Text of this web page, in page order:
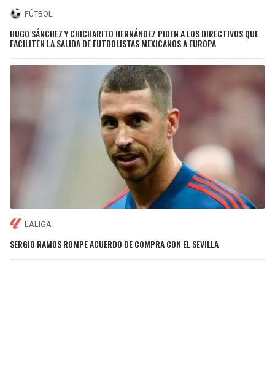
FÚTBOL
HUGO SÁNCHEZ Y CHICHARITO HERNÁNDEZ PIDEN A LOS DIRECTIVOS QUE
FACILITEN LA SALIDA DE FUTBOLISTAS MEXICANOS A EUROPA
LALIGA
SERGIO RAMOS ROMPE ACUERDO DE COMPRA CON EL SEVILLA